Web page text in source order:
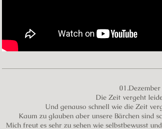
Die Zeit vergeht
Und genauso schnell wie die Zeit
Kaum zu glauben aber unsere Bärchen sind
Mich freut es sehr zu sehen wie selbstbewusst